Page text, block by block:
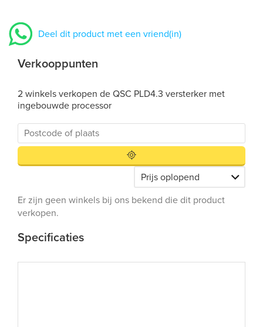
Deel dit product met een vriend(in)
Verkooppunten
2 winkels verkopen de QSC PLD4.3 versterker met
ingebouwde processor
Er zijn geen winkels bij ons bekend die dit product
verkopen.
Specificaties